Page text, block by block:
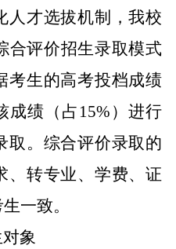
人才选拔机制，我校
合评价招生录取模式
考生的高考投档成绩
成绩（占 15% ）进行
取。综合评价录取的
、转专业、学费、证
一致。
象